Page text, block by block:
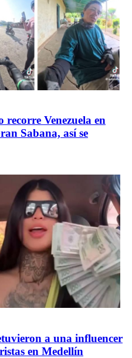
Venezuela en
Sabana, así se
a una influencer
en Medellín